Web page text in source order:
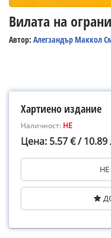
Вилата на
Автор: Алегзандър Маккол
Хартиено издание
Наличност: НЕ
Цена: 5.57 € / 10.89